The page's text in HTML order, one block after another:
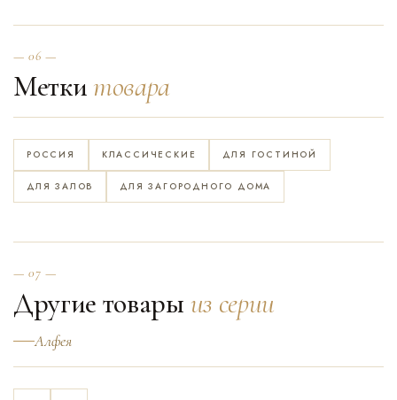
— 06 —
Метки товара
РОССИЯ КЛАССИЧЕСКИЕ ДЛЯ ГОСТИНОЙ
ДЛЯ ЗАЛОВ ДЛЯ ЗАГОРОДНОГО ДОМА
— 07 —
Другие товары из серии
Алфея